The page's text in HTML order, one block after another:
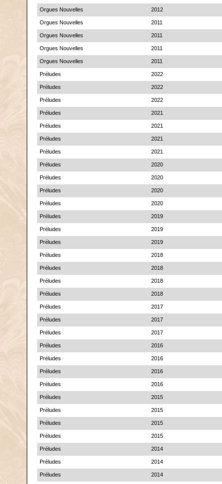
Orgues Nouvelles 2012
Orgues Nouvelles 2011
Orgues Nouvelles 2011
Orgues Nouvelles 2011
Orgues Nouvelles 2011
Préludes 2022
Préludes 2022
Préludes 2022
Préludes 2021
Préludes 2021
Préludes 2021
Préludes 2021
Préludes 2020
Préludes 2020
Préludes 2020
Préludes 2020
Préludes 2019
Préludes 2019
Préludes 2019
Préludes 2018
Préludes 2018
Préludes 2018
Préludes 2018
Préludes 2017
Préludes 2017
Préludes 2017
Préludes 2016
Préludes 2016
Préludes 2016
Préludes 2016
Préludes 2015
Préludes 2015
Préludes 2015
Préludes 2015
Préludes 2014
Préludes 2014
Préludes 2014